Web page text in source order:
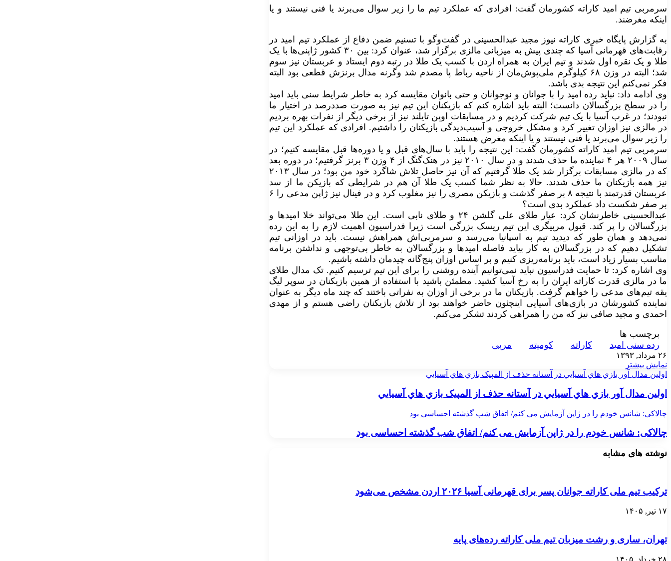
سرمربی تیم امید کاراته کشورمان گفت: افرادی که عملکرد تیم ما را زیر سوال می‌برند یا فنی نیستند و یا
اینکه مغرضند.
به گزارش پایگاه خبری کاراته نیوز مجید عبدالحسینی در گفت‌وگو با تسنیم ضمن دفاع از عملکرد تیم امید در
رقابت‌های قهرمانی آسیا که چندی پیش به میزبانی مالزی برگزار شد، عنوان کرد: بین ۳۰ کشور ژاپنی‌ها با یک
طلا و یک نقره اول شدند و تیم ایران به همراه اردن با کسب یک طلا در رتبه دوم ایستاد و عربستان نیز سوم
شد؛ البته در وزن ۶۸ کیلوگرم ملی‌پوش‌مان از ناحیه رباط پا مصدم شد وگرنه مدال برنزش قطعی بود البته
فکر نمی‌کنم این نتیجه بدی باشد.
وی ادامه داد: نباید رده امید را با جوانان و نوجوانان و حتی بانوان مقایسه کرد به خاطر شرایط سنی باید امید
را در سطح بزرگسالان دانست؛ البته باید اشاره کنم که بازیکنان این تیم نیز به صورت صددرصد در اختیار ما
نبودند؛ در غرب آسیا با یک تیم شرکت کردیم و در مسابقات اوپن تایلند نیز از برخی دیگر از نفرات بهره بردیم
در مالزی نیز اوزان تغییر کرد و مشکل خروجی و آسیب‌دیدگی بازیکنان را داشتیم. افرادی که عملکرد این تیم
را زیر سوال می‌برند یا فنی نیستند و یا اینکه مغرض هستند.
سرمربی تیم امید کاراته کشورمان گفت: این نتیجه را باید با سال‌های قبل و یا دوره‌ها قبل مقایسه کنیم؛ در
سال ۲۰۰۹ هر ۴ نماینده ما حذف شدند و در سال ۲۰۱۰ نیز در هنک‌گنگ از ۴ وزن ۳ برنز گرفتیم؛ در دوره بعد
که در مالزی مسابقات برگزار شد یک طلا گرفتیم که آن نیز حاصل تلاش شاگرد خود من بود؛ در سال ۲۰۱۳
نیز همه بازیکنان ما حذف شدند. حالا به نظر شما کسب یک طلا آن هم در شرایطی که بازیکن ما از سد
عربستان قدرتمند با نتیجه ۸ بر صفر گذشت و بازیکن مصری را نیز مغلوب کرد و در فینال نیز ژاپن مدعی را ۶
بر صفر شکست داد عملکرد بدی است؟
عبدالحسینی خاطرنشان کرد: عیار طلای علی گلشن ۲۴ و طلای نابی است. این طلا می‌تواند خلا امیدها و
بزرگسالان را پر کند. قبول مربیگری این تیم ریسک بزرگی است زیرا فدراسیون اهمیت لازم را به این رده
نمی‌دهد و همان طور که دیدید تیم به اسپانیا می‌رسد و سرمربی‌اش همراهش نیست. باید در اوزانی تیم
تشکیل دهیم که در بزرگسالان به کار بیاید فاصله امیدها و بزرگسالان به خاطر بی‌توجهی و نداشتن برنامه
مناسب بسیار زیاد است، باید برنامه‌ریزی کنیم و بر اساس اوزان پنج‌گانه چیدمان داشته باشیم.
وی اشاره کرد: تا حمایت فدراسیون نباید نمی‌توانیم آینده روشنی را برای این تیم ترسیم کنیم. تک مدال طلای
ما در مالزی قدرت کاراته ایران را به رخ آسیا کشید. مطمئن باشید با استفاده از همین بازیکنان در سوپر لیگ
یقه تیم‌های مدعی را خواهم گرفت. بازیکنان ما در برخی از اوزان به نفراتی باختند که چند ماه دیگر به عنوان
نماینده کشورشان در بازی‌های آسیایی اینچئون حاضر خواهند بود از تلاش بازیکنان راضی هستم و از مهدی
احمدی و مجید صافی نیز که من را همراهی کردند تشکر می‌کنم.
برچسب ها
رده سنی امید
کاراته کوميته مربی
۲۶ مرداد, ۱۳۹۳
نمایش بیشتر
اولين مدال آور بازي هاي آسيايي در آستانه حذف از المپيک بازي هاي آسيايي
اولين مدال آور بازي هاي آسيايي در آستانه حذف از المپيک بازي هاي آسيايي
چالاکی: شانس خودم را در ژاپن آزمایش می کنم/ اتفاق شب گذشته احساسی بود
چالاکی: شانس خودم را در ژاپن آزمایش می کنم/ اتفاق شب گذشته احساسی بود
نوشته های مشابه
ترکیب تیم ملی کاراته جوانان پسر برای قهرمانی آسیا ۲۰۲۶ اردن مشخص می‌شود
۱۷ تیر, ۱۴۰۵
تهران، ساری و رشت میزبان تیم ملی کاراته رده‌های پایه
۲۸ خرداد, ۱۴۰۵